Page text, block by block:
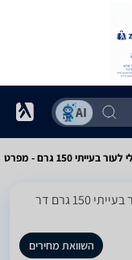
150 גרם - מפרט
דרמקסול תרחיץ פנים טיפולי לעור בעייתי 150 גרם ‏דר
השוואת מחירים